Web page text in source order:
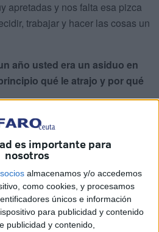
es importante para
nosotros
socios almacenamos y/o accedemos
como cookies, y procesamos
únicos e información
para publicidad y contenido
publicidad y contenido,
apretadas y nos falta esa pizca
trabajar y hacer las cosas un
año usted era un asiduo en
qué le atrajo y por qué
fui simplemente un afiliado más
necesario para la política
aquel entonces y que, al fin y al
de ahora, no dan solución a
pero vimos que no era lo
que no es exactamente lo
embarcados en este nuevo